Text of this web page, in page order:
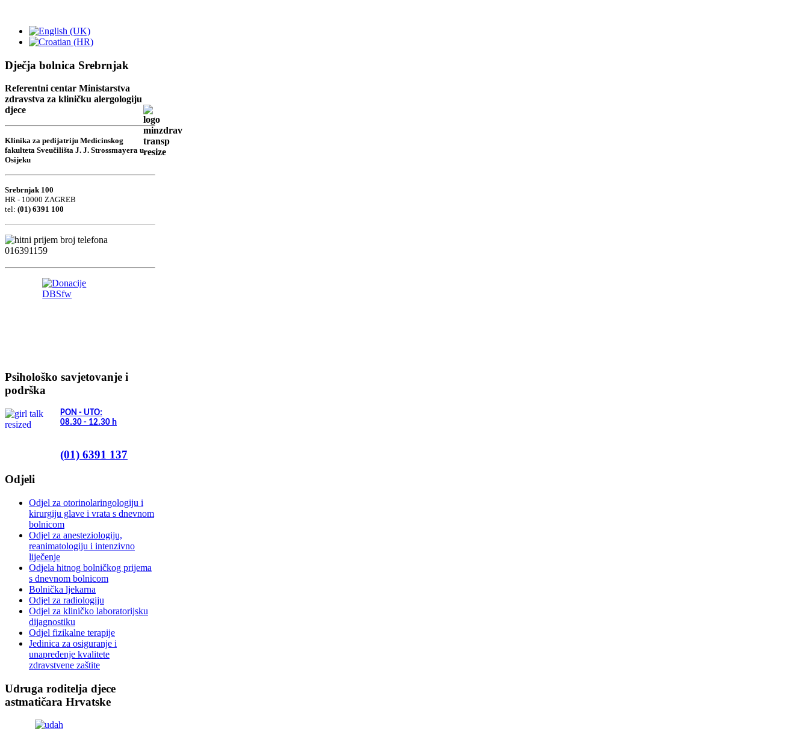
Dječja bolnica Srebrnjak
Referentni centar Ministarstva
zdravstva za kliničku alergologiju
djece
Klinika za pedijatriju Medicinskog
fakulteta Sveučilišta J. J. Strossmayera u
Osijeku
Srebrnjak 100
HR - 10000 ZAGREB
tel: (01) 6391 100
Psihološko savjetovanje i
podrška
PON - UTO:
08.30 - 12.30 h
(01) 6391 137
Odjeli
Odjel za otorinolaringologiju i
kirurgiju glave i vrata s dnevnom
bolnicom
Odjel za anesteziologiju,
reanimatologiju i intenzivno
liječenje
Odjela hitnog bolničkog prijema
s dnevnom bolnicom
Bolnička ljekarna
Odjel za radiologiju
Odjel za kliničko laboratorijsku
dijagnostiku
Odjel fizikalne terapije
Jedinica za osiguranje i
unapređenje kvalitete
zdravstvene zaštite
Udruga roditelja djece
astmatičara Hrvatske